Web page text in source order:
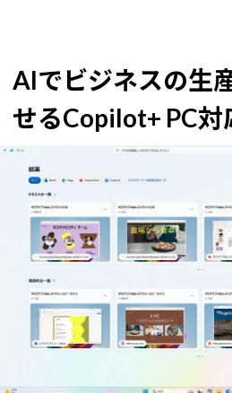
AIでビジネスの生
せるCopilot+ PC対